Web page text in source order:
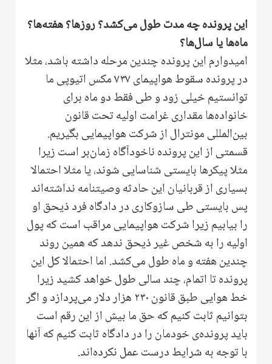
این پرونده چه مدت طول می‌کشد؟ روزها؟ هفته‌ها؟
ماه‌ها یا سال‌ها؟
امیدوارم این پرونده چندین مرحله داشته باشد، مثلا
در پرونده سقوط هواپیمای ۷۳۷ مکس اتیوپی ما
توانستیم خیلی زود و طی فقط دو ماه برای
خانواده‌ها مقداری غرامت اولیه تحت قانون
بین‌المللی مونترال از شرکت هواپیمایی بگیریم.
قسمتی از این پرونده ناخودآگاه زمان‌بر است زیرا
مثلا پیکرها بایستی شناسایی شوند، یا مثلا احتمالا
بسیاری از قربانیان این حادثه وصیتنامه نداشته‌اند
پس بایستی طی سازوکاری در دادگاه فرد ذیحق او
را بیابیم زیرا شرکت هواپیمایی مراقب است که پول
اولیه را به شخص غیر ذیحق ندهد که همین روند
چندین هفته و ماه طول می‌کشد. اما احتمالا کل این
پرونده تا اتمام، چند سالی طول خواهد کشید زیرا
خط هوایی طبق قانون ۲۳۰ هزار دلار می‌پردازد و اگر
بتوانیم ثابت کنیم که حق ما بیش از این رقم است
باید پرونده‌ی خودمان را در دادگاه ثابت کنیم که آنها
با توجه به شرایط درست عمل نکرده‌اند.